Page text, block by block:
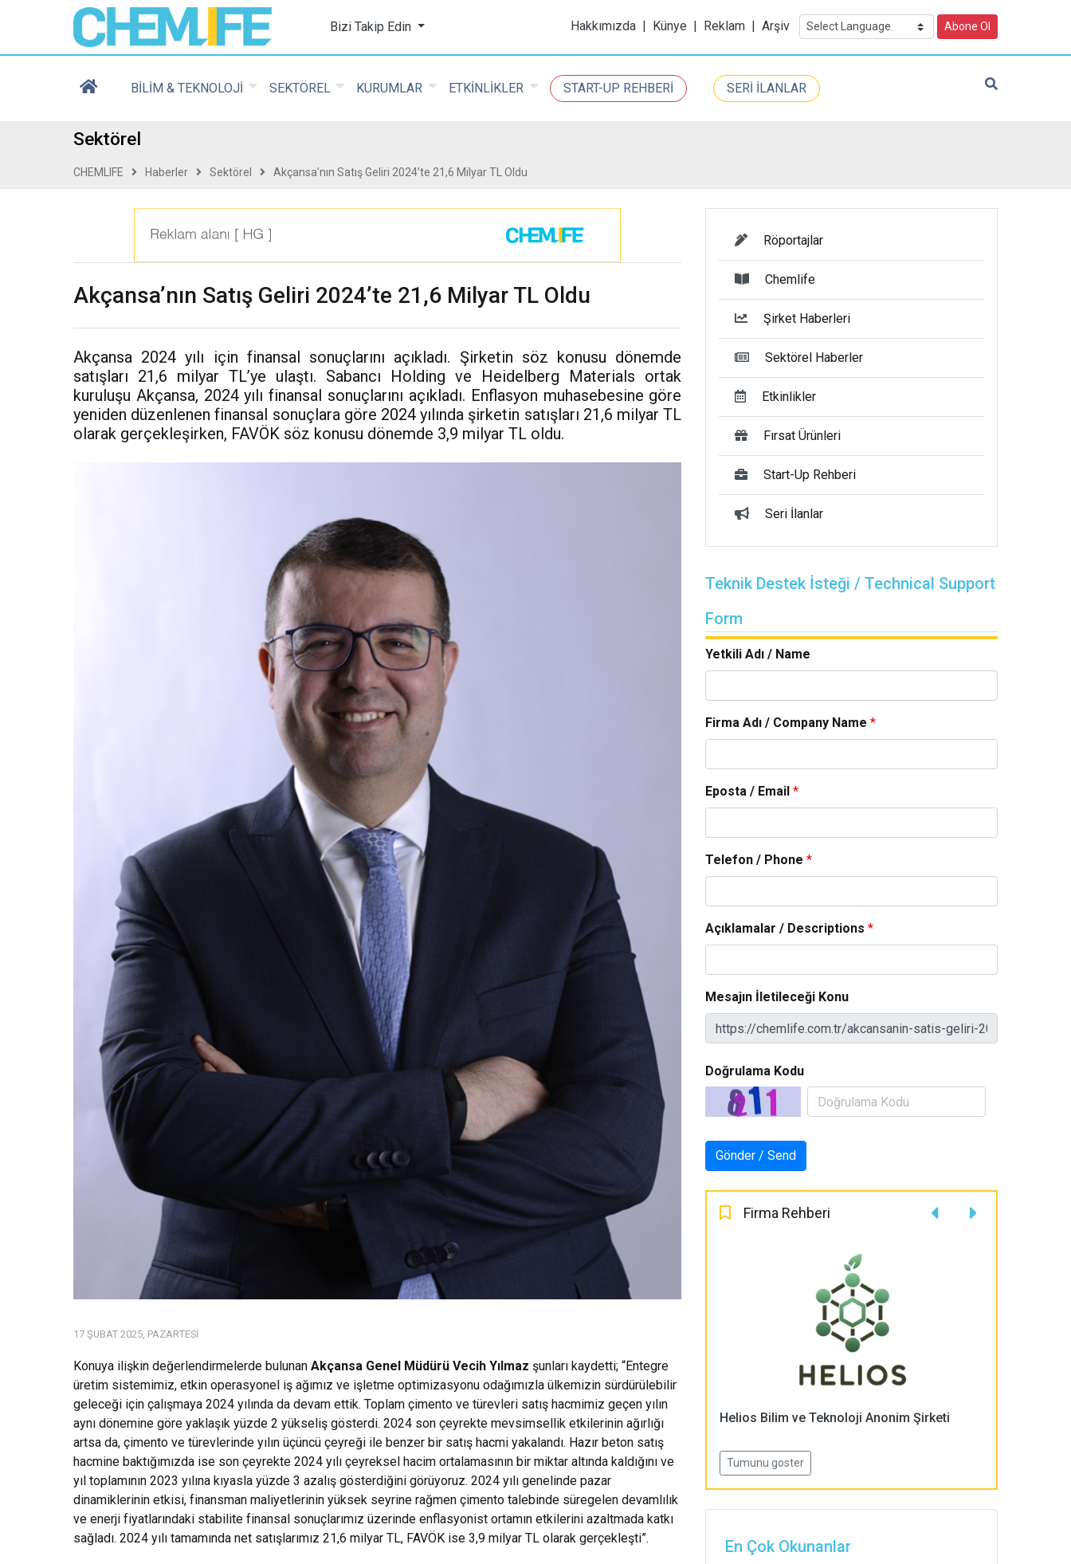
Chemlife - Basılı ve Dijital Kimya Dergisi
Bizi Takip Edin Hakkımızda | Künye | Reklam | Arşiv Abone Ol
BİLİM & TEKNOLOJİ SEKTÖREL KURUMLAR ETKİNLİKLER START-UP REHBERİ SERİ İLANLAR
Sektörel
CHEMLIFE Haberler Sektörel Akçansa’nın Satış Geliri 2024’te 21,6 Milyar TL Oldu
Akçansa’nın Satış Geliri 2024’te 21,6 Milyar TL Oldu
Akçansa 2024 yılı için finansal sonuçlarını açıkladı. Şirketin söz konusu dönemde
satışları 21,6 milyar TL’ye ulaştı. Sabancı Holding ve Heidelberg Materials ortak
kuruluşu Akçansa, 2024 yılı finansal sonuçlarını açıkladı. Enflasyon muhasebesine göre
yeniden düzenlenen finansal sonuçlara göre 2024 yılında şirketin satışları 21,6 milyar TL
olarak gerçekleşirken, FAVÖK söz konusu dönemde 3,9 milyar TL oldu.
17 ŞUBAT 2025, PAZARTESI
Konuya ilişkin değerlendirmelerde bulunan Akçansa Genel Müdürü Vecih Yılmaz şunları kaydetti; “Entegre
üretim sistemimiz, etkin operasyonel iş ağımız ve işletme optimizasyonu odağımızla ülkemizin sürdürülebilir
geleceği için çalışmaya 2024 yılında da devam ettik. Toplam çimento ve türevleri satış hacmimiz geçen yılın
aynı dönemine göre yaklaşık yüzde 2 yükseliş gösterdi. 2024 son çeyrekte mevsimsellik etkilerinin ağırlığı
artsa da, çimento ve türevlerinde yılın üçüncü çeyreği ile benzer bir satış hacmi yakalandı. Hazır beton satış
hacmine baktığımızda ise son çeyrekte 2024 yılı çeyreksel hacim ortalamasının bir miktar altında kaldığını ve
yıl toplamının 2023 yılına kıyasla yüzde 3 azalış gösterdiğini görüyoruz. 2024 yılı genelinde pazar
dinamiklerinin etkisi, finansman maliyetlerinin yüksek seyrine rağmen çimento talebinde süregelen devamlılık
ve enerji fiyatlarındaki stabilite finansal sonuçlarımız üzerinde enflasyonist ortamın etkilerini azaltmada katkı
sağladı. 2024 yılı tamamında net satışlarımız 21,6 milyar TL, FAVÖK ise 3,9 milyar TL olarak gerçekleşti”.
Röportajlar
Chemlife
Şirket Haberleri
Sektörel Haberler
Etkinlikler
Fırsat Ürünleri
Start-Up Rehberi
Seri İlanlar
Teknik Destek İsteği / Technical Support
Form
Yetkili Adı / Name
Firma Adı / Company Name *
Eposta / Email *
Telefon / Phone *
Açıklamalar / Descriptions *
Mesajın İletileceği Konu
Doğrulama Kodu
Firma Rehberi
Helios Bilim ve Teknoloji Anonim Şirketi
Tumunu goster
En Çok Okunanlar